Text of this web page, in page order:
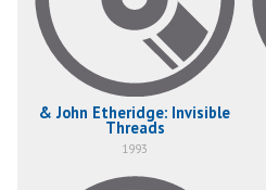
& John Etheridge: Invisible
Threads
1993